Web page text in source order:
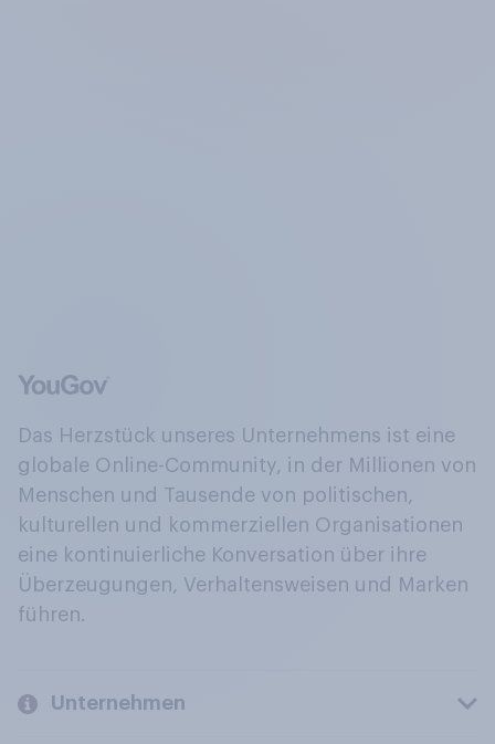
Das Herzstück unseres Unternehmens ist eine
globale Online-Community, in der Millionen von
Menschen und Tausende von politischen,
kulturellen und kommerziellen Organisationen
eine kontinuierliche Konversation über ihre
Überzeugungen, Verhaltensweisen und Marken
führen.
Unternehmen